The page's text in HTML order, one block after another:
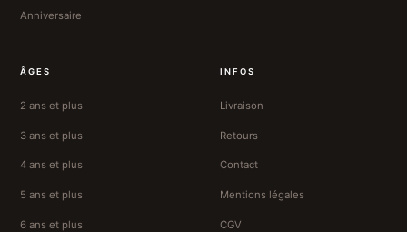
Anniversaire
ÂGES
2 ans et plus
3 ans et plus
4 ans et plus
5 ans et plus
6 ans et plus
INFOS
Livraison
Retours
Contact
Mentions légales
CGV